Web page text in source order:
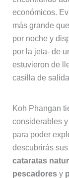
económicos.
más grande
por noche y
por la jeta- de
estuvieron de
casilla de
Koh Phangan
considerables
para poder
descubrirás sus
cataratas
pescadoresy